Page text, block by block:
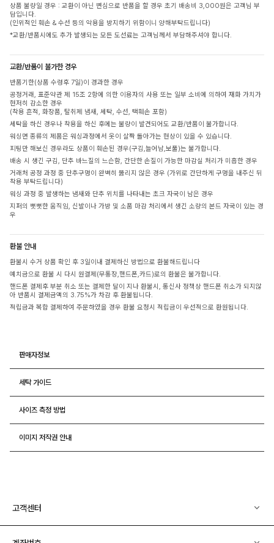
상품 불량일 경우 : 교환이 아닌 변심으로 반품을 할 경우 초기 배송비 3,000원은 고객님 부
담입니다.
(인위적인 훼손 & 수선 등의 악용을 방지하기 위함이니 양해부탁드립니다)
*교환/반품시에도 추가 발생되는 모든 도선료는 고객님께서 부담해주셔야 합니다.
교환/반품이 불가한 경우
반품기한(상품 수령후 7일)이 경과한 경우
공정거래, 표준약관 제 15조 2항에 의한 이용자의 사용 또는 일부 소비에 의하여 재화 가치가
현저히 감소한 경우
(착용 흔적, 화장품, 탈취제 냄새, 세탁, 수선, 택훼손 포함)
세탁을 하신 경우나 착용을 하신 후에는 불량이 발견되어도 교환/반품이 불가합니다.
워싱면 종류의 제품은 워싱과정에서 옷이 살짝 돌아가는 현상이 있을 수 있습니다.
피팅만 해보신 경우라도 상품이 훼손된 경우(구김,늘어남,보풀)는 불가합니다.
배송 시 생긴 구김, 단추 바느질의 느슨함, 간단한 손질이 가능한 마감실 처리가 미흡한 경우
거래처 공정 과정 중 단추구멍이 완벽히 뚫리지 않은 경우 (가위로 간단하게 구멍을 내주신 뒤
착용 부탁드립니다)
워싱 과정 중 발생하는 냄새와 단추 위치를 나타내는 초크 자국이 남은 경우
지퍼의 뻣뻣한 움직임, 신발이나 가방 및 소품 마감 처리에서 생긴 소량의 본드 자국이 있는 경
우
환불 안내
환불시 수거 상품 확인 후 3일이내 결제하신 방법으로 환불해드립니다
예치금으로 환불 시 다시 원결제(무통장,핸드폰,카드)로의 환불은 불가합니다.
핸드폰 결제후 부분 취소 또는 결제한 달이 지나 환불시, 통신사 정책상 핸드폰 취소가 되지않
아 반품시 결제금액의 3.75%가 차감 후 환불됩니다.
적립금과 복합 결제하여 주문하였을 경우 환불 요청시 적립금이 우선적으로 환원됩니다.
판매자정보
세탁 가이드
사이즈 측정 방법
이미지 저작권 안내
고객센터